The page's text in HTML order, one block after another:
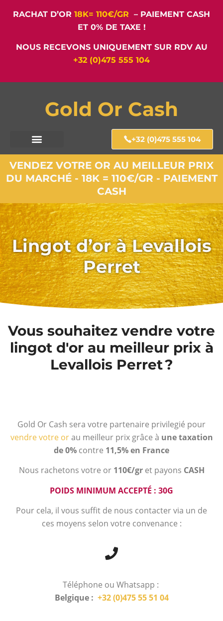
RACHAT D’OR 18K= 110€/GR – PAIEMENT CASH
ET 0% DE TAXE !
NOUS RECEVONS UNIQUEMENT SUR RDV AU
+32 (0)475 555 104
Gold Or Cash
+32 (0)475 555 104
VENDEZ VOTRE OR AU MEILLEUR PRIX
DU MARCHÉ - 18K = 110€/GR - PAIEMENT
CASH
Lingot d’or à Levallois
Perret
Vous souhaitez vendre votre
lingot d'or au meilleur prix à
Levallois Perret ?
Gold Or Cash sera votre partenaire privilegié pour
vendre votre orau meilleur prix grâce à une taxation
de 0% contre 11,5% en France
Nous rachetons votre or 110€/gr et payons CASH
POIDS MINIMUM ACCEPTÉ : 30G
Pour cela, il vous suffit de nous contacter via un de
ces moyens selon votre convenance :
Téléphone ou Whatsapp :
Belgique : +32 (0)475 55 51 04